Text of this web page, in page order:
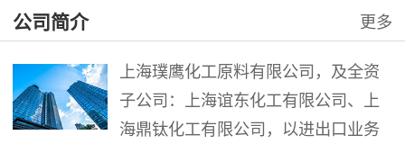
公司简介 更多
上海璞鹰化工原料有限公司，及全资
子公司：上海谊东化工有限公司、上
海鼎钛化工有限公司，以进出口业务